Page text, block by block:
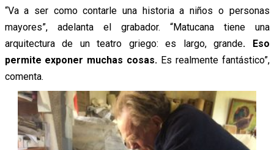
“Va a ser como contarle una historia a niños o personas
mayores”, adelanta el grabador. “Matucana tiene una
arquitectura de un teatro griego: es largo, grande. Eso
permite exponer muchas cosas. Es realmente fantástico”,
comenta.